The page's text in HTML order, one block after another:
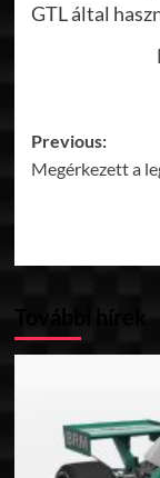
GTL által
Post
Previous:
Megérkezett a
További hírek